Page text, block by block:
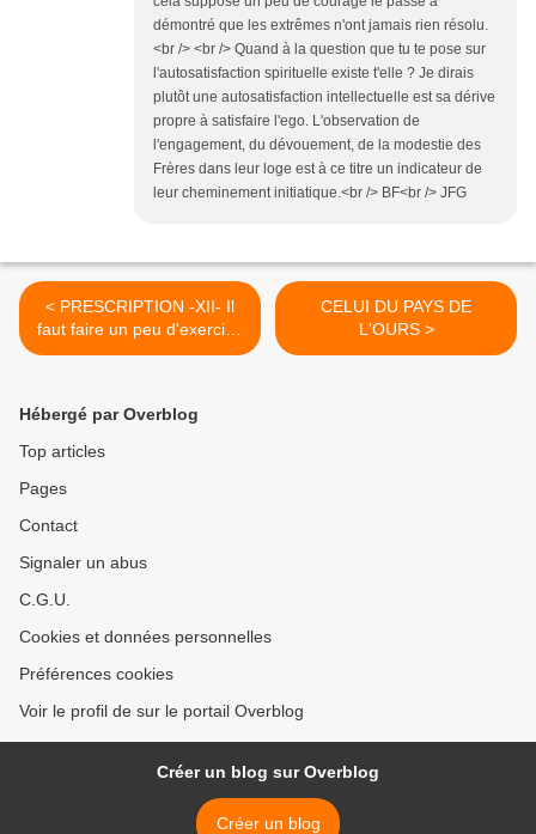
démontré que les extrêmes n'ont jamais rien résolu.
<br /> <br /> Quand à la question que tu te pose sur
l'autosatisfaction spirituelle existe t'elle ? Je dirais
plutôt une autosatisfaction intellectuelle est sa dérive
propre à satisfaire l'ego. L'observation de
l'engagement, du dévouement, de la modestie des
Frères dans leur loge est à ce titre un indicateur de
leur cheminement initiatique.<br /> BF<br /> JFG
< PRESCRIPTION -XII- Il
faut faire un peu d'exercice
!
CELUI DU PAYS DE
L'OURS >
Hébergé par Overblog
Top articles
Pages
Contact
Signaler un abus
C.G.U.
Cookies et données personnelles
Préférences cookies
Voir le profil de sur le portail Overblog
Créer un blog sur Overblog
Créer un blog